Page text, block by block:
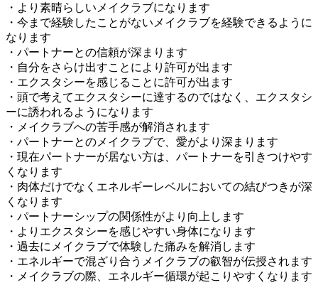
・より素晴らしいメイクラブになります
・今まで経験したことがないメイクラブを経験できるように
なります
・パートナーとの信頼が深まります
・自分をさらけ出すことにより許可が出ます
・エクスタシーを感じることに許可が出ます
・頭で考えてエクスタシーに達するのではなく、エクスタシ
ーに誘われるようになります
・メイクラブへの苦手感が解消されます
・パートナーとのメイクラブで、愛がより深まります
・現在パートナーが居ない方は、パートナーを引きつけやす
くなります
・肉体だけでなくエネルギーレベルにおいての結びつきが深
くなります
・パートナーシップの関係性がより向上します
・よりエクスタシーを感じやすい身体になります
・過去にメイクラブで体験した痛みを解消します
・エネルギーで混ざり合うメイクラブの叡智が伝授されます
・メイクラブの際、エネルギー循環が起こりやすくなります